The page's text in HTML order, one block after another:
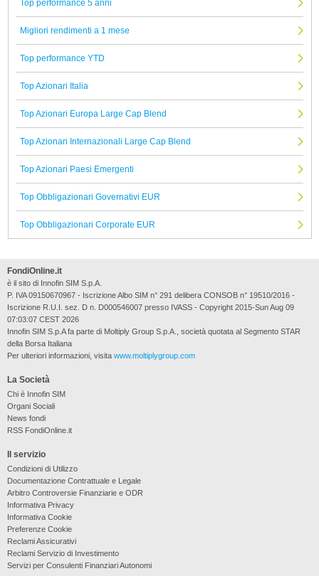
Top performance 5 anni
Migliori rendimenti a 1 mese
Top performance YTD
Top Azionari Italia
Top Azionari Europa Large Cap Blend
Top Azionari Internazionali Large Cap Blend
Top Azionari Paesi Emergenti
Top Obbligazionari Governativi EUR
Top Obbligazionari Corporate EUR
La Società
Chi è Innofin SIM
Organi Sociali
News fondi
RSS FondiOnline.it
Il servizio
Condizioni di Utilizzo
Documentazione Contrattuale e Legale
Arbitro Controversie Finanziarie e ODR
Informativa Privacy
Informativa Cookie
Preferenze Cookie
Reclami Assicurativi
Reclami Servizio di Investimento
Servizi per Consulenti Finanziari Autonomi
FondiOnline.it
è il sito di Innofin SIM S.p.A.
P. IVA 09150670967 - Iscrizione Albo SIM n° 291 delibera CONSOB n° 19510/2016 -
Iscrizione R.U.I. sez. D n. D000546007 presso IVASS - Copyright 2015-Sun Aug 09
07:03:07 CEST 2026
Innofin SIM S.p.A fa parte di Moltiply Group S.p.A., società quotata al Segmento STAR
della Borsa Italiana
Per ulteriori informazioni, visita www.moltiplygroup.com